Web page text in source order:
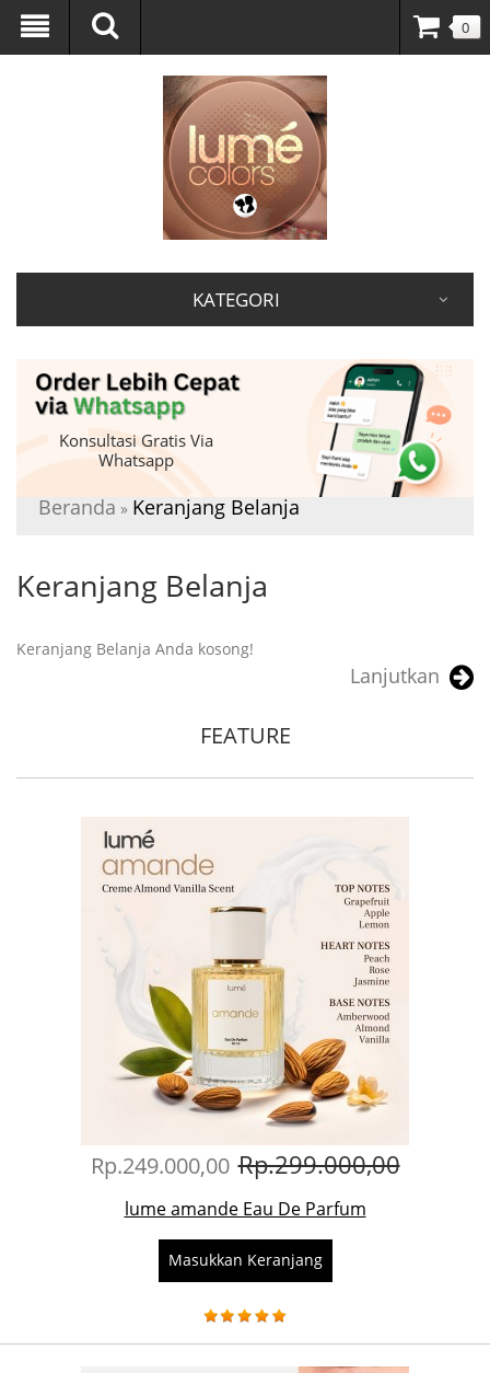
0
KATEGORI
Konsultasi Gratis Via
Whatsapp
Beranda » Keranjang Belanja
Keranjang Belanja
Keranjang Belanja Anda kosong!
Lanjutkan
FEATURE
Rp.249.000,00 Rp.299.000,00
lume amande Eau De Parfum
Masukkan Keranjang